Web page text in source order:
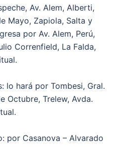
Av. Alem, Alberti,
Mayo, Zapiola, Salta y
por Av. Alem, Perú,
Correnfield, La Falda,
lo hará por Tombesi, Gral.
Octubre, Trelew, Avda.
por Casanova – Alvarado